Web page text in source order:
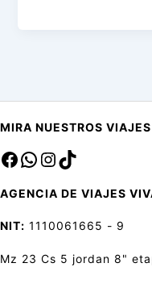
MIRA NUESTROS
Facebook
saInstagram
TikTok
AGENCIA DE VIAJES
NIT: 1110061665 - 9
Mz 23 Cs 5 jordan 8"